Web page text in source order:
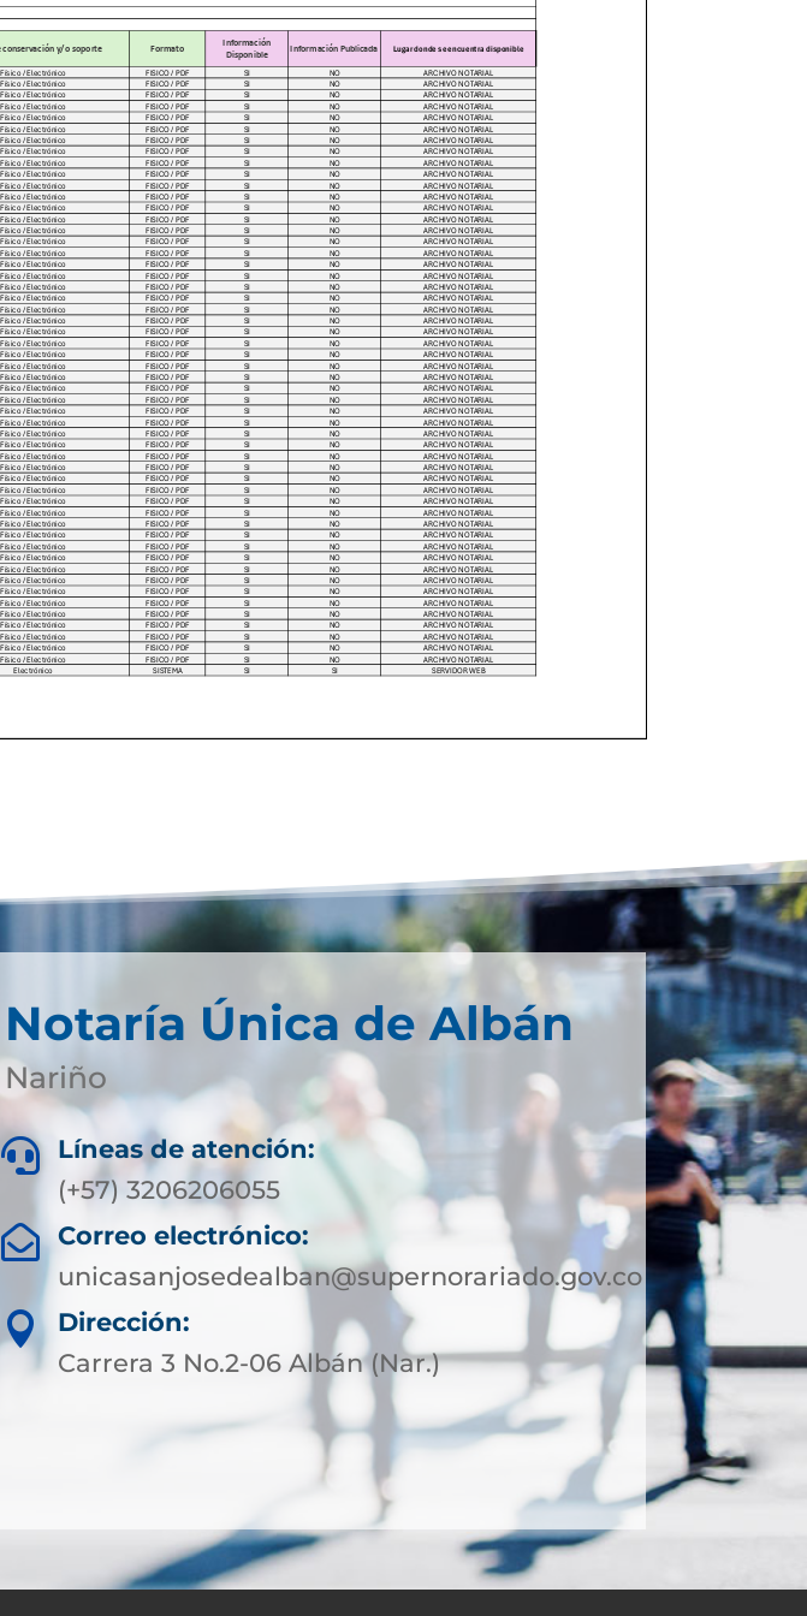
Notaría Única de Albán
Nariño

Líneas de atención:
(+57) 3206206055

Correo electrónico:
unicasanjosedealban@supernorariado.gov.co

Dirección:
Carrera 3 No.2-06 Albán (Nar.)